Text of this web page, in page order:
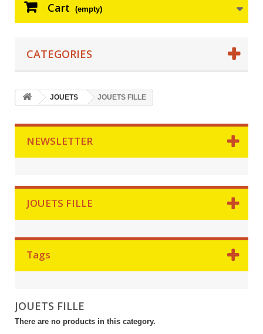
Cart (empty)
CATEGORIES
JOUETS JOUETS FILLE
NEWSLETTER
JOUETS FILLE
Tags
JOUETS FILLE
There are no products in this category.